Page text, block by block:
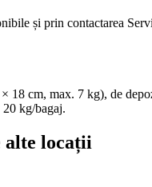
și prin contactarea
18 cm, max. 7 kg), de
kg/bagaj.
alte locații